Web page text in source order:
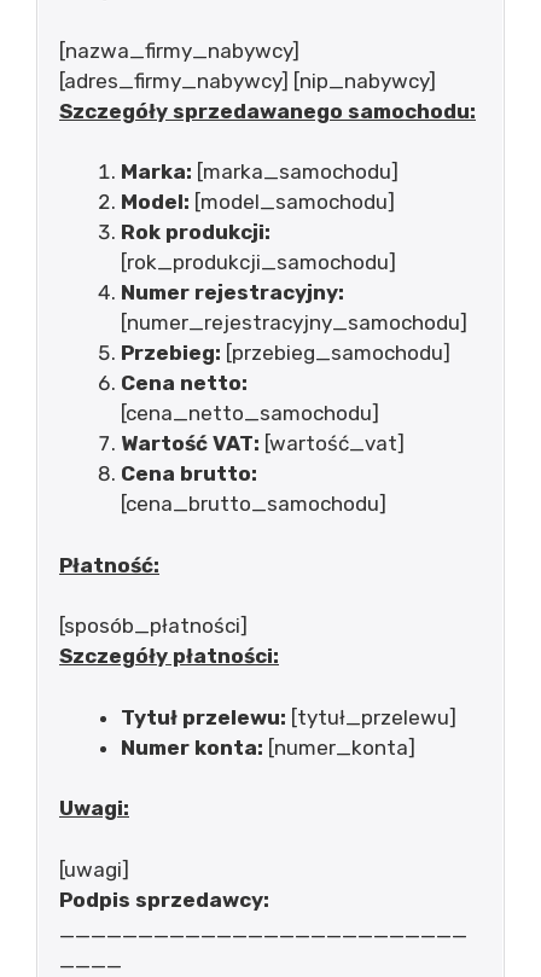
[nazwa_firmy_nabywcy]
[adres_firmy_nabywcy] [nip_nabywcy]
Szczegóły sprzedawanego samochodu:
Marka: [marka_samochodu]
Model: [model_samochodu]
Rok produkcji:
[rok_produkcji_samochodu]
Numer rejestracyjny:
[numer_rejestracyjny_samochodu]
Przebieg: [przebieg_samochodu]
Cena netto:
[cena_netto_samochodu]
Wartość VAT: [wartość_vat]
Cena brutto:
[cena_brutto_samochodu]
Płatność:
[sposób_płatności]
Szczegóły płatności:
Tytuł przelewu: [tytuł_przelewu]
Numer konta: [numer_konta]
Uwagi:
[uwagi]
Podpis sprzedawcy: